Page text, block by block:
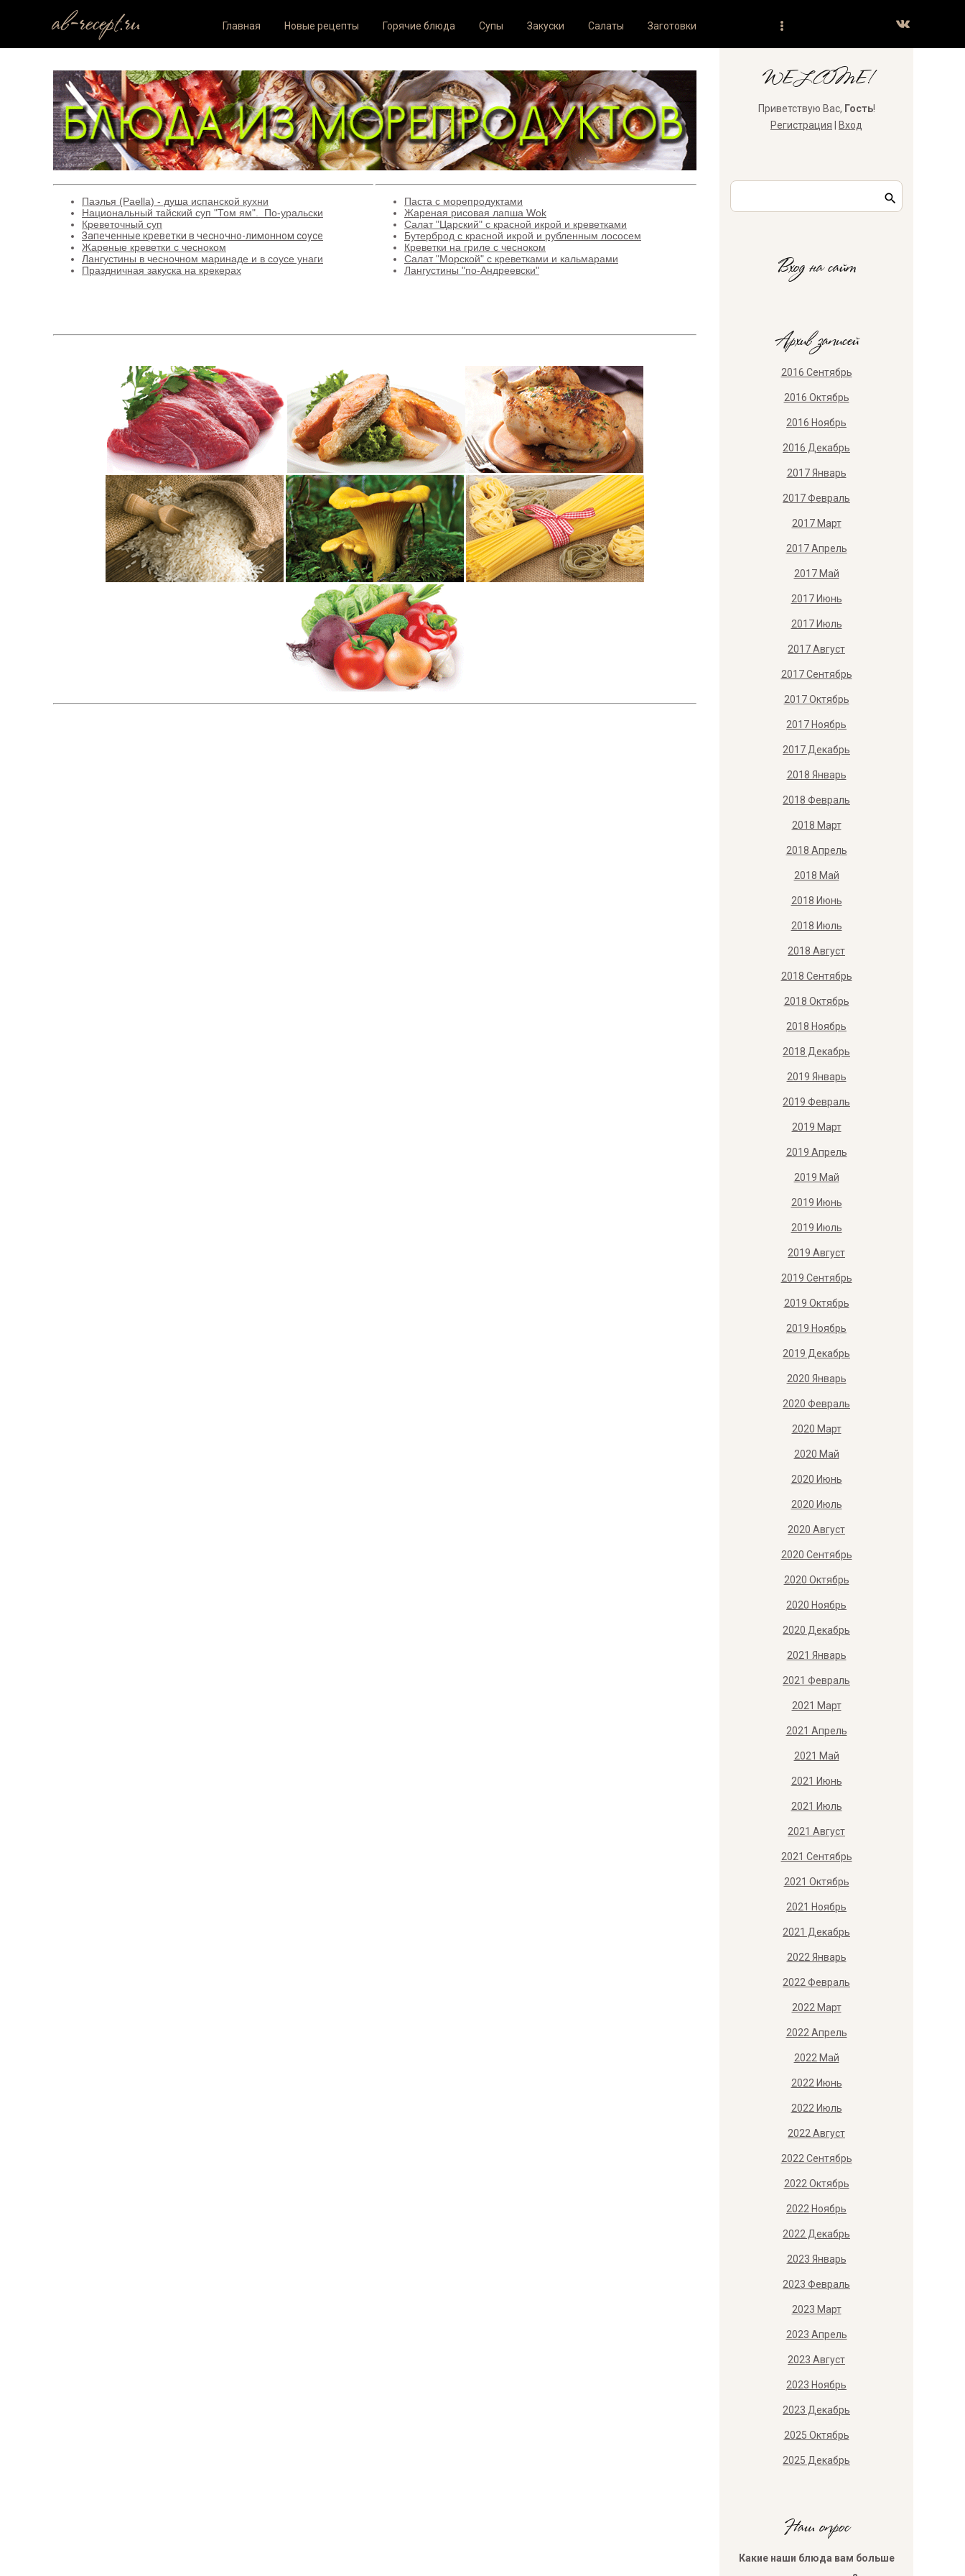
ab-recept.ru Главная Новые рецепты Горячие блюда Супы Закуски Салаты Заготовки
Паэлья (Paella) - душа испанской кухни
Национальный тайский суп "Том ям". По-уральски
Креветочный суп
Запеченные креветки в чесночно-лимонном соусе
Жареные креветки с чесноком
Лангустины в чесночном маринаде и в соусе унаги
Праздничная закуска на крекерах
Паста с морепродуктами
Жареная рисовая лапша Wok
Салат "Царский" с красной икрой и креветками
Бутерброд с красной икрой и рубленным лососем
Креветки на гриле с чесноком
Салат "Морской" с креветками и кальмарами
Лангустины "по-Андреевски"
WELCOME!
Приветствую Вас, Гость!
Регистрация
Вход
Вход на сайт
Архив записей
2016 Сентябрь
2016 Октябрь
2016 Ноябрь
2016 Декабрь
2017 Январь
2017 Февраль
2017 Март
2017 Апрель
2017 Май
2017 Июнь
2017 Июль
2017 Август
2017 Сентябрь
2017 Октябрь
2017 Ноябрь
2017 Декабрь
2018 Январь
2018 Февраль
2018 Март
2018 Апрель
2018 Май
2018 Июнь
2018 Июль
2018 Август
2018 Сентябрь
2018 Октябрь
2018 Ноябрь
2018 Декабрь
2019 Январь
2019 Февраль
2019 Март
2019 Апрель
2019 Май
2019 Июнь
2019 Июль
2019 Август
2019 Сентябрь
2019 Октябрь
2019 Ноябрь
2019 Декабрь
2020 Январь
2020 Февраль
2020 Март
2020 Май
2020 Июнь
2020 Июль
2020 Август
2020 Сентябрь
2020 Октябрь
2020 Ноябрь
2020 Декабрь
2021 Январь
2021 Февраль
2021 Март
2021 Апрель
2021 Май
2021 Июнь
2021 Июль
2021 Август
2021 Сентябрь
2021 Октябрь
2021 Ноябрь
2021 Декабрь
2022 Январь
2022 Февраль
2022 Март
2022 Апрель
2022 Май
2022 Июнь
2022 Июль
2022 Август
2022 Сентябрь
2022 Октябрь
2022 Ноябрь
2022 Декабрь
2023 Январь
2023 Февраль
2023 Март
2023 Апрель
2023 Август
2023 Ноябрь
2023 Декабрь
2025 Октябрь
2025 Декабрь
Наш опрос
Какие наши блюда вам больше